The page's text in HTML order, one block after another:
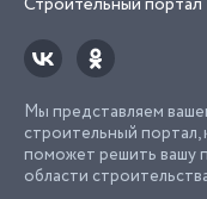
Мы представляем
строительный
поможет решить вашу
области